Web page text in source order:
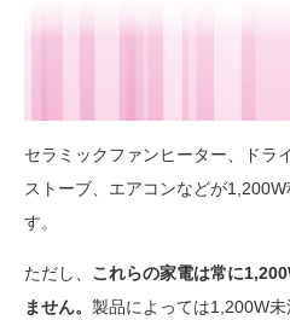
セラミックファンヒーター、ドラ
ストーブ、エアコンなどが
す。
ただし、 これらの家電は常に
ません。 製品によっては1,200W未